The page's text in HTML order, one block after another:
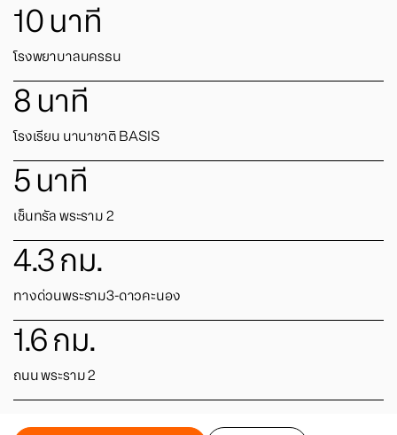
1.6กม.
ถนน พระราม 2
4.3กม.
ทางด่วนพระราม3-ดาวคะนอง
5 นาที
เซ็นทรัล พระราม 2
8 นาที
โรงเรียน นานาชาติ BASIS
10 นาที
โรงพยาบาลนครธน